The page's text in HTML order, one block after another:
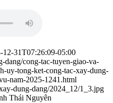
12-31T07:26:09-05:00
dang/cong-tac-tuyen-giao-va-
uy-tong-ket-cong-tac-xay-dung-
nam-2025-1241.html
dung-dang/2024_12/1_3.jpg
Thái Nguyên